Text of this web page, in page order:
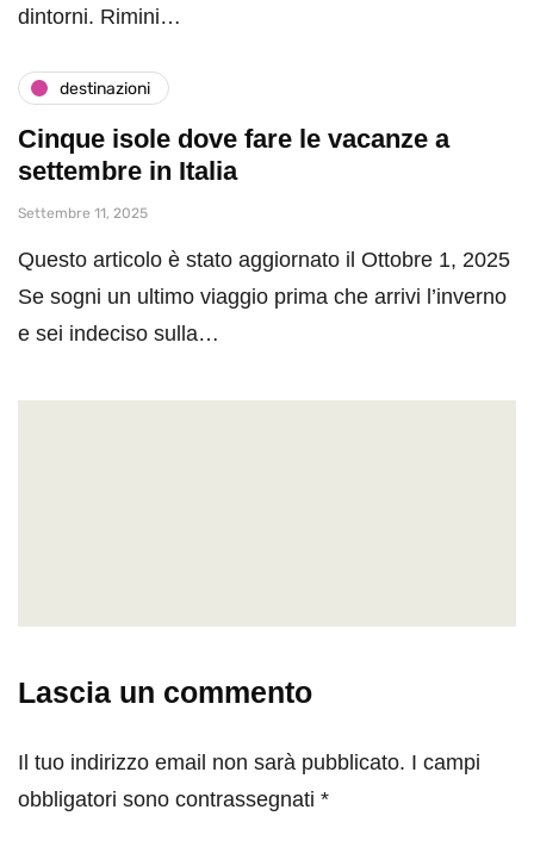
dintorni. Rimini…
destinazioni
Cinque isole dove fare le vacanze a
settembre in Italia
Settembre 11, 2025
Questo articolo è stato aggiornato il Ottobre 1, 2025
Se sogni un ultimo viaggio prima che arrivi l’inverno
e sei indeciso sulla…
Lascia un commento
Il tuo indirizzo email non sarà pubblicato. I campi
obbligatori sono contrassegnati *